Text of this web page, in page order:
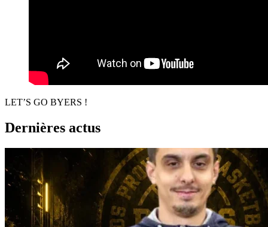
LET’S GO BYERS !
Dernières actus